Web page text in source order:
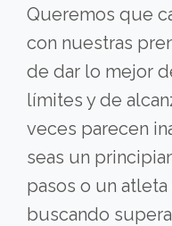
Queremos que
con nuestras
de dar lo mejor
límites y de
veces parecen
seas un
pasos o un
buscando